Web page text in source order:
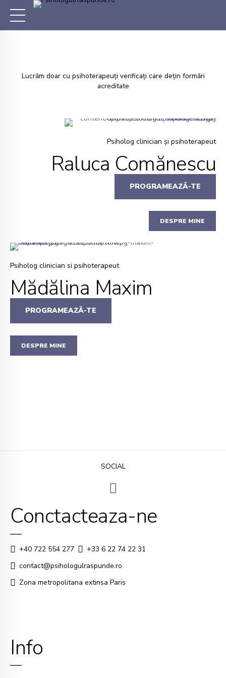
Lucrăm doar cu psihoterapeuți verificați care dețin formări
acreditate
Psiholog clinician şi psihoterapeut
Raluca Comănescu
PROGRAMEAZĂ-TE
DESPRE MINE
Psiholog clinician si psihoterapeut
Mădălina Maxim
PROGRAMEAZĂ-TE
DESPRE MINE
SOCIAL
Conctacteaza-ne
+40 722 554 277
+33 6 22 74 22 31
contact@psihologulraspunde.ro
Zona metropolitana extinsa Paris
Info